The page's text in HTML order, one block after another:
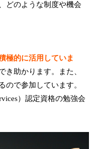
どのような制度や機会
極的に活用していま
き助かります。また、
ので参加しています。
）認定資格の勉強会